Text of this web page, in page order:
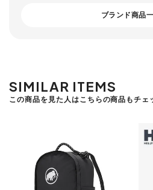
ブランド商品
SIMILAR ITEMS
この商品を見た人はこちらの商品もチェ